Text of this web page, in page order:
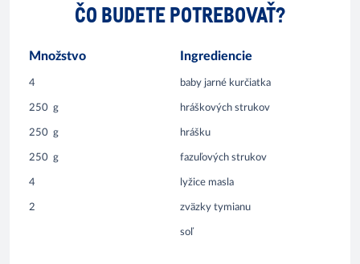
ČO BUDETE POTREBOVAŤ?
Množstvo Ingrediencie
4 baby jarné kurčiatka
250 g hráškových strukov
250 g hrášku
250 g fazuľových strukov
4 lyžice masla
2 zväzky tymianu
soľ